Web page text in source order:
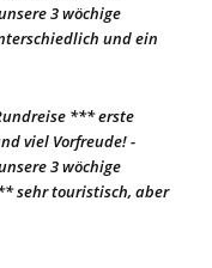
3 wöchige
und ein
*** erste
viel Vorfreude! -
3 wöchige
sehr touristisch, aber